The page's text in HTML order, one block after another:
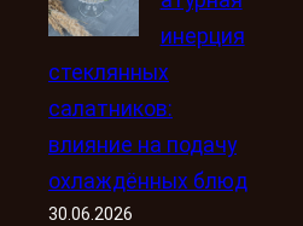
инерция
стеклянных
салатников:
влияние на подачу
охлаждённых блюд
30.06.2026